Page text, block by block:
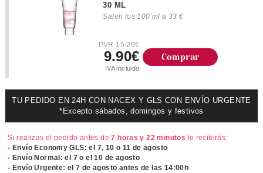
30 ML
Salen los 100 ml a 33 €
PVR 15.20€
9.90€
IVA incluido
Comprar
TU PEDIDO EN 24H CON NACEX Y GLS CON ENVÍO URGENTE
*Excepto sábados, domingos y festivos
Si realizas el pedido antes de7 horas y 22 minutos lo recibirás:
- Envío Economy GLS: el 7, 10 o 11 de agosto
- Envío Normal: el 7 o el 10 de agosto
- Envío Urgente: el7 de agosto antes de las 14:00h